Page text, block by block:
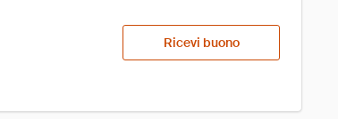
Ricevi buono